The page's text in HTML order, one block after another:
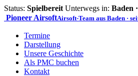
Status: Spielbereit Unterwegs in: Baden
Pioneer AirsoftAirsoft-Team aus Baden ·
Termine
Darstellung
Unsere Geschichte
Als PMC buchen
Kontakt